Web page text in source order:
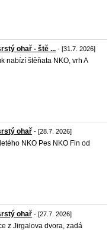
ohař - ště ... - [31.7. 2026]
nabízí štěňata NKO, vrh A
ohař - [28.7. 2026]
NKO Pes NKO Fin od
ohař - [27.7. 2026]
z Jirgalova dvora, zadá